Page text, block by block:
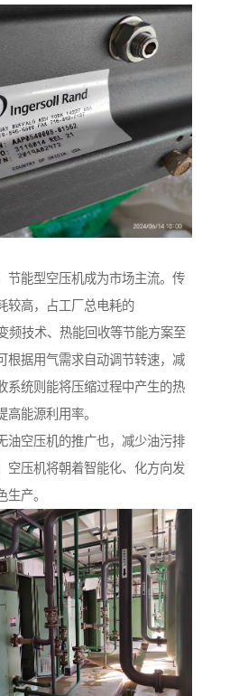
节能型空压机成为市场主流。传
较高，占工厂总电耗的
频技术、热能回收等节能方案至
根据用气需求自动调节转速，减
系统则能将压缩过程中产生的热
能源利用率。
油空压机的推广也，减少油污排
空压机将朝着智能化、化方向发
产。